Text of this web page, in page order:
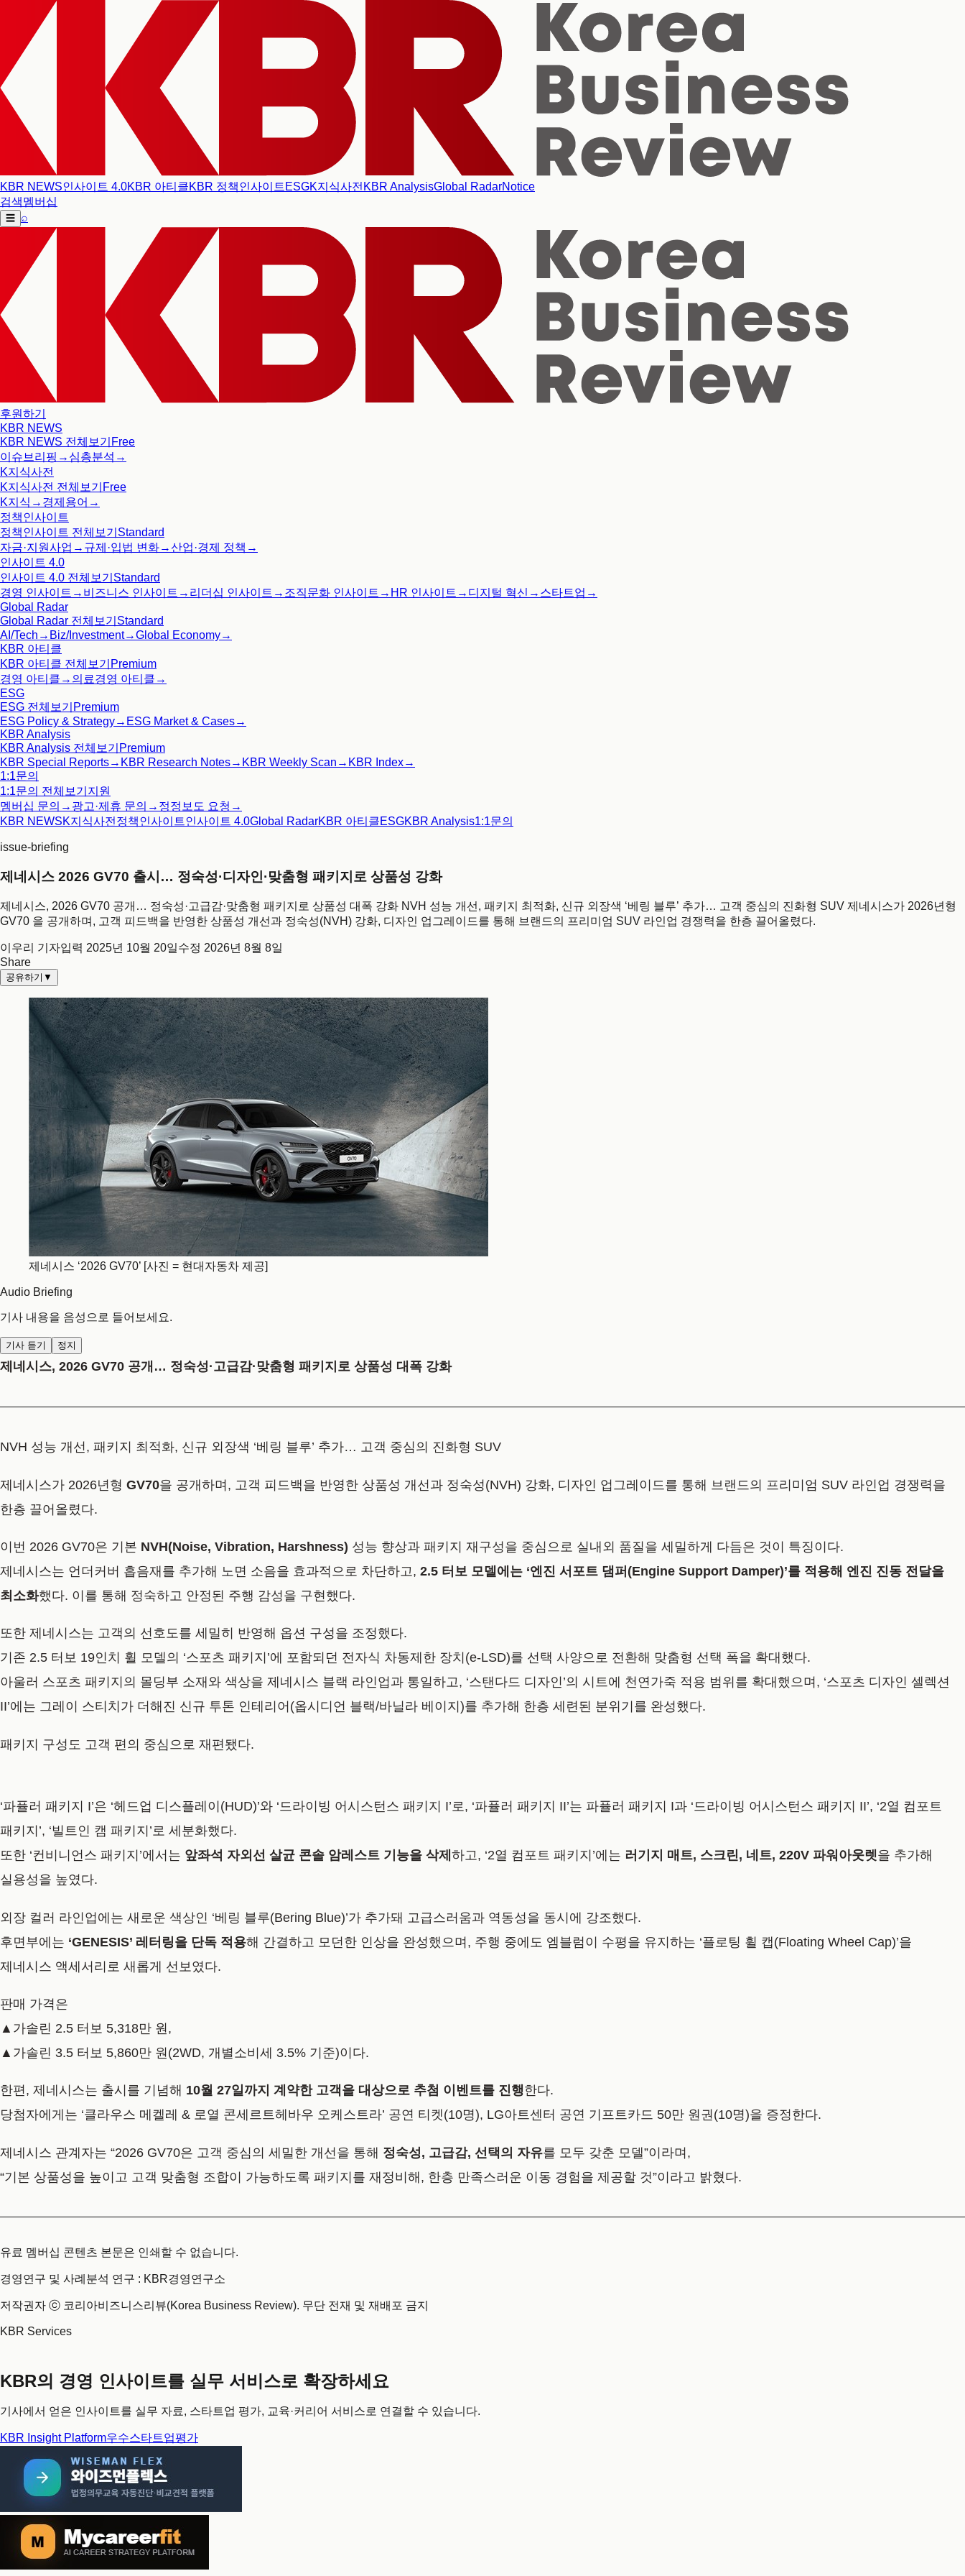
KBR NEWS인사이트 4.0KBR 아티클KBR 정책인사이트 ESGK지식사전 KBR AnalysisGlobal RadarNotice
검색멤버십
☰ ⌕
후원하기
KBR NEWS
KBR NEWS 전체보기 Free
이슈브리핑 → 심층분석 →
K지식사전
K지식사전 전체보기 Free
K지식 → 경제용어 →
정책인사이트
정책인사이트 전체보기 Standard
자금·지원사업 → 규제·입법 변화→산업·경제 정책 →
인사이트 4.0
인사이트 4.0 전체보기 Standard
경영 인사이트 → 비즈니스 인사이트 → 리더십 인사이트 → 조직문화 인사이트 → HR 인사이트 → 디지털 혁신 → 스타트업 →
Global Radar
Global Radar 전체보기 Standard
AI/Tech → Biz/Investment→Global Economy→
KBR 아티클
KBR 아티클 전체보기 Premium
경영 아티클 → 의료경영 아티클 →
ESG
ESG 전체보기 Premium
ESG Policy & Strategy→ ESG Market & Cases→
KBR Analysis
KBR Analysis 전체보기 Premium
KBR Special Reports→ KBR Research Notes→ KBR Weekly Scan → KBR Index→
1:1문의
1:1문의 전체보기 지원
멤버십 문의 → 광고·제휴 문의 → 정정보도 요청 →
KBR NEWSK지식사전 정책인사이트인사이트 4.0Global RadarKBR 아티클ESGKBR Analysis1:1문의
issue-briefing
제네시스 2026 GV70 출시… 정숙성·디자인·맞춤형 패키지로 상품성 강화
제네시스, 2026 GV70 공개… 정숙성·고급감·맞춤형 패키지로 상품성 대폭 강화 NVH 성능 개선, 패키지 최적화, 신규 외장색 ‘베링 블루’ 추가… 고객 중심의 진화형 SUV 제네시스가 2026년형
GV70 을 공개하며, 고객 피드백을 반영한 상품성 개선과 정숙성(NVH) 강화, 디자인 업그레이드를 통해 브랜드의 프리미엄 SUV 라인업 경쟁력을 한층 끌어올렸다.
이우리 기자입력 2025년 10월 20일수정 2026년 8월 8일
Share
공유하기 ▼
제네시스 ‘2026 GV70’ [사진 = 현대자동차 제공]
Audio Briefing
기사 내용을 음성으로 들어보세요.
기사 듣기 정지
제네시스, 2026 GV70 공개… 정숙성·고급감·맞춤형 패키지로 상품성 대폭 강화
NVH 성능 개선, 패키지 최적화, 신규 외장색 ‘베링 블루’ 추가… 고객 중심의 진화형 SUV
제네시스가 2026년형 GV70을 공개하며, 고객 피드백을 반영한 상품성 개선과 정숙성(NVH) 강화, 디자인 업그레이드를 통해 브랜드의 프리미엄 SUV 라인업 경쟁력을
한층 끌어올렸다.
이번 2026 GV70은 기본 NVH(Noise, Vibration, Harshness) 성능 향상과 패키지 재구성을 중심으로 실내외 품질을 세밀하게 다듬은 것이 특징이다.
제네시스는 언더커버 흡음재를 추가해 노면 소음을 효과적으로 차단하고, 2.5 터보 모델에는 ‘엔진 서포트 댐퍼(Engine Support Damper)’를 적용해 엔진 진동 전달을
최소화했다. 이를 통해 정숙하고 안정된 주행 감성을 구현했다.
또한 제네시스는 고객의 선호도를 세밀히 반영해 옵션 구성을 조정했다.
기존 2.5 터보 19인치 휠 모델의 ‘스포츠 패키지’에 포함되던 전자식 차동제한 장치(e-LSD)를 선택 사양으로 전환해 맞춤형 선택 폭을 확대했다.
아울러 스포츠 패키지의 몰딩부 소재와 색상을 제네시스 블랙 라인업과 통일하고, ‘스탠다드 디자인’의 시트에 천연가죽 적용 범위를 확대했으며, ‘스포츠 디자인 셀렉션
II’에는 그레이 스티치가 더해진 신규 투톤 인테리어(옵시디언 블랙/바닐라 베이지)를 추가해 한층 세련된 분위기를 완성했다.
패키지 구성도 고객 편의 중심으로 재편됐다.
‘파퓰러 패키지 I’은 ‘헤드업 디스플레이(HUD)’와 ‘드라이빙 어시스턴스 패키지 I’로, ‘파퓰러 패키지 II’는 파퓰러 패키지 I과 ‘드라이빙 어시스턴스 패키지 II’, ‘2열 컴포트
패키지’, ‘빌트인 캠 패키지’로 세분화했다.
또한 ‘컨비니언스 패키지’에서는 앞좌석 자외선 살균 콘솔 암레스트 기능을 삭제 하고, ‘2열 컴포트 패키지’에는 러기지 매트, 스크린, 네트, 220V 파워아웃렛을 추가해
실용성을 높였다.
외장 컬러 라인업에는 새로운 색상인 ‘베링 블루(Bering Blue)’가 추가돼 고급스러움과 역동성을 동시에 강조했다.
후면부에는 ‘GENESIS’ 레터링을 단독 적용해 간결하고 모던한 인상을 완성했으며, 주행 중에도 엠블럼이 수평을 유지하는 ‘플로팅 휠 캡(Floating Wheel Cap)’을
제네시스 액세서리로 새롭게 선보였다.
판매 가격은
▲가솔린 2.5 터보 5,318만 원,
▲가솔린 3.5 터보 5,860만 원(2WD, 개별소비세 3.5% 기준)이다.
한편, 제네시스는 출시를 기념해 10월 27일까지 계약한 고객을 대상으로 추첨 이벤트를 진행한다.
당첨자에게는 ‘클라우스 메켈레 & 로열 콘세르트헤바우 오케스트라’ 공연 티켓(10명), LG아트센터 공연 기프트카드 50만 원권(10명)을 증정한다.
제네시스 관계자는 “2026 GV70은 고객 중심의 세밀한 개선을 통해 정숙성, 고급감, 선택의 자유를 모두 갖춘 모델”이라며,
“기본 상품성을 높이고 고객 맞춤형 조합이 가능하도록 패키지를 재정비해, 한층 만족스러운 이동 경험을 제공할 것”이라고 밝혔다.
유료 멤버십 콘텐츠 본문은 인쇄할 수 없습니다.
경영연구 및 사례분석 연구 : KBR경영연구소
저작권자 ⓒ 코리아비즈니스리뷰(Korea Business Review). 무단 전재 및 재배포 금지
KBR Services
KBR의 경영 인사이트를 실무 서비스로 확장하세요
기사에서 얻은 인사이트를 실무 자료, 스타트업 평가, 교육·커리어 서비스로 연결할 수 있습니다.
KBR Insight Platform우수스타트업평가